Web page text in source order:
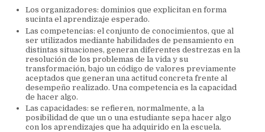
Los organizadores: dominios que explicitan en forma
sucinta el aprendizaje esperado.
Las competencias: el conjunto de conocimientos, que al
ser utilizados mediante habilidades de pensamiento en
distintas situaciones, generan diferentes destrezas en la
resolución de los problemas de la vida y su
transformación, bajo un código de valores previamente
aceptados que generan una actitud concreta frente al
desempeño realizado. Una competencia es la capacidad
de hacer algo.
Las capacidades: se refieren, normalmente, a la
posibilidad de que un o una estudiante sepa hacer algo
con los aprendizajes que ha adquirido en la escuela.